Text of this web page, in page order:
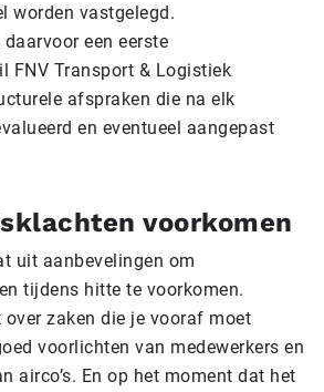
worden vastgelegd.
daarvoor een eerste
FNV Transport & Logistiek
afspraken die na elk
en eventueel aangepast
voorkomen
uit aanbevelingen om
tijdens hitte te voorkomen.
over zaken die je vooraf moet
voorlichten van medewerkers en
airco’s. En op het moment dat het